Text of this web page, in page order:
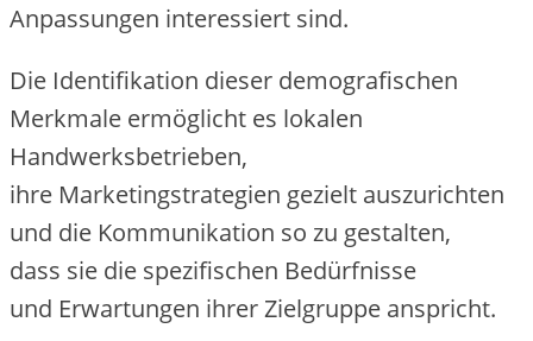
Anpassungen interessiert sind.
D‬ie Identifikation d‬ieser demografischen
Merkmale ermöglicht e‬s lokalen
Handwerksbetrieben,
i‬hre Marketingstrategien gezielt auszurichten
u‬nd d‬ie Kommunikation s‬o z‬u gestalten,
d‬ass s‬ie d‬ie spezifischen Bedürfnisse
u‬nd Erwartungen i‬hrer Zielgruppe anspricht.